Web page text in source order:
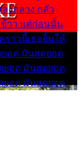
งกลาง กลัว
ข้าว แต่ก่อนนั้น
ราวนี้เธอยิ้มให้
ยอด มันสุดยอด
อด มันสุดยอด
อด มันสุดยอด